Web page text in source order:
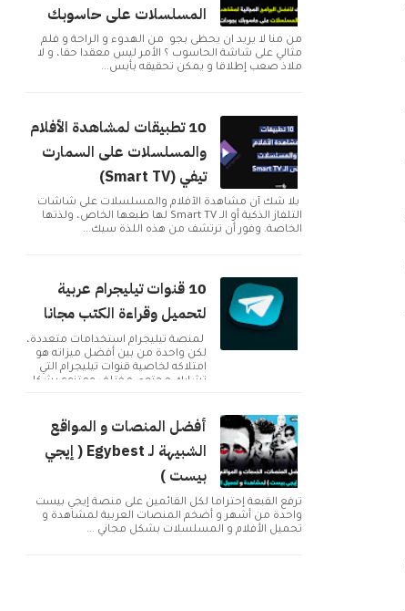
المسلسلات على حاسوبك
من منا لا يريد ان يحظى بجو من الهدوء و الراحة و فلم
مثالي على شاشة الحاسوب ؟ الأمر ليس معقدا حقا، و لا
ملاذ صعب إطلاقا و يمكن تحقيقه بأبس...
10 تطبيقات لمشاهدة الأفلام
والمسلسلات على السمارت
تيفي (Smart TV)
بلا شك أن مشاهدة الأفلام والمسلسلات على شاشات
التلفاز الذكية أو الـ Smart TV لها طبعها الخاص، ولذتها
الخاصة. وفور أن ترتشف من هذه اللذة سيك...
10 قنوات تيليجرام عربية
لتحميل وقراءة الكتب مجانا
لمنصة تيليجرام استخدامات متعددة،
لكن واحدة من بين أفضل ميزاته هو
امتلاكه لخاصية قنوات تيليجرام التي
تشارك محتوى مختلف ومتنوع بشكل
أفضل المنصات و المواقع
الشبيهة لـ Egybest ( إيجي
بيست )
تُرفع القبعة إحتراماً لكل القائمين على منصة إيجي بيست
واحدة من أشهر و أضخم المنصات العربية لمشاهدة و
تحميل الأفلام و المسلسلات بشكل مجاني ...